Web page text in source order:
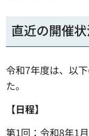
直近の開催
令和7年度は、以
た。
【日程】
第1回：令和8年1